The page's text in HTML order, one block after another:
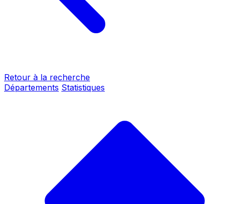
Retour à la recherche
Départements Statistiques